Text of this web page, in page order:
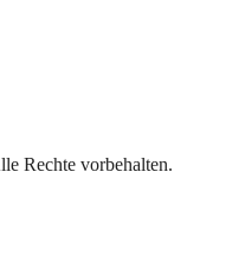
Rechte vorbehalten.